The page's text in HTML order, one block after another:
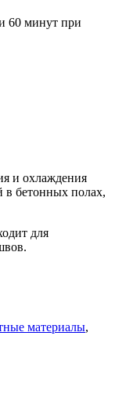
60 минут при
и охлаждения
в бетонных полах,
для
материалы,